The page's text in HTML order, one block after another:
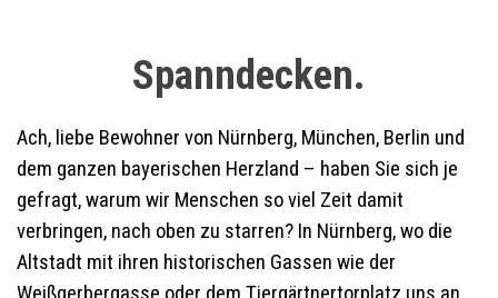
Spanndecken.
Ach, liebe Bewohner von Nürnberg, München, Berlin und
dem ganzen bayerischen Herzland – haben Sie sich je
gefragt, warum wir Menschen so viel Zeit damit
verbringen, nach oben zu starren? In Nürnberg, wo die
Altstadt mit ihren historischen Gassen wie der